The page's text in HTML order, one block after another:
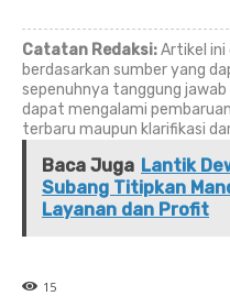
Catatan Redaksi:Artikel
berdasarkan sumber yang
sepenuhnya tanggung jawab
dapat mengalami
terbaru maupun klarifikasi
Baca Juga Lantik
Subang Titipkan
Layanan dan Profit
15